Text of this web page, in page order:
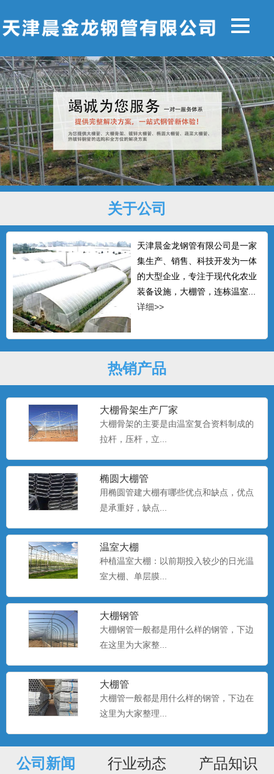
关于公司
天津晨金龙钢管有限公司是一家
集生产、销售、科技开发为一体
的大型企业，专注于现代化农业
装备设施，大棚管，连栋温室...
详细>>
热销产品
大棚骨架生产厂家
大棚骨架的主要是由温室复合资料制成的
拉杆，压杆，立...
椭圆大棚管
用椭圆管建大棚有哪些优点和缺点，优点
是承重好，缺点...
温室大棚
种植温室大棚：以前期投入较少的日光温
室大棚、单层膜...
大棚钢管
大棚钢管一般都是用什么样的钢管，下边
在这里为大家整...
大棚管
大棚管一般都是用什么样的钢管，下边在
这里为大家整理...
公司新闻 行业动态 产品知识
种植大棚厂家现货
大棚种植是一种种植技术，该技术是一种
科学的种植方式。...
种植大棚
大棚种植是一种种植技术，该技术是一种
科学的种植方式。...
种植大棚